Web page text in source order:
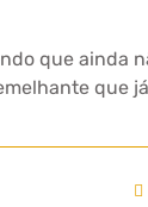
que ainda
que